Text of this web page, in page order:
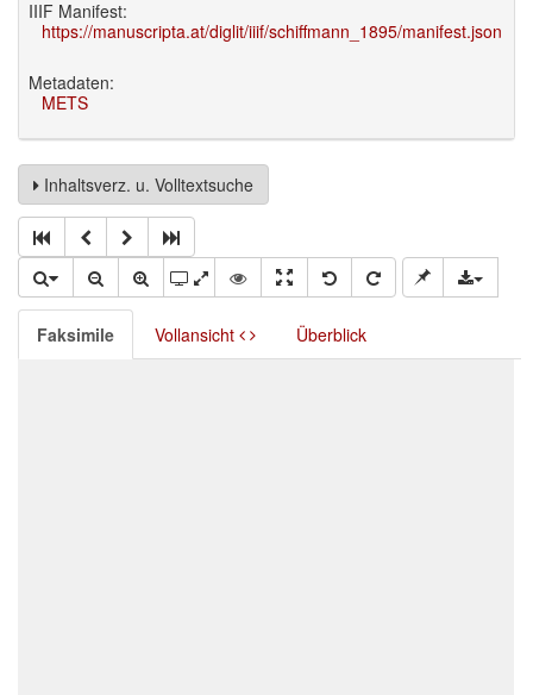
IIIF Manifest:
https://manuscripta.at/diglit/iiif/schiffmann_1895/manifest.json
Metadaten:
METS
Inhaltsverz. u. Volltextsuche
Faksimile Vollansicht Überblick